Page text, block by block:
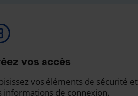
vos accès
vos éléments de sécurité et
informations de connexion.